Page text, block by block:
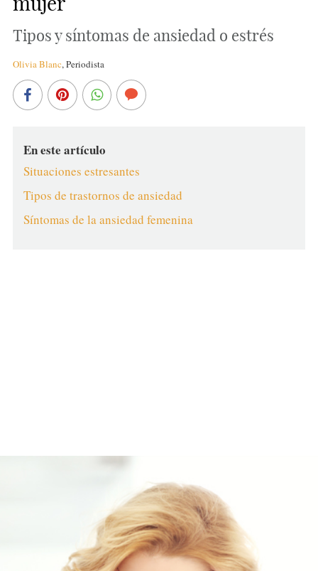
Tipos y síntomas de ansiedad o estrés
Olivia Blanc,Periodista
En este artículo
Situaciones estresantes
Tipos de trastornos de ansiedad
Síntomas de la ansiedad femenina